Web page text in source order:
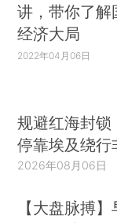
讲，带你了解
经济大局
2022年04月06日
规避红海封锁
停靠埃及绕行
2026年08月06日
【大盘脉搏